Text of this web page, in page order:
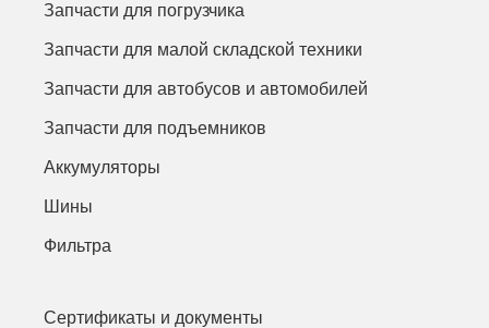
Запчасти для погрузчика
Запчасти для малой складской техники
Запчасти для автобусов и автомобилей
Запчасти для подъемников
Аккумуляторы
Шины
Фильтра
Сертификаты и документы